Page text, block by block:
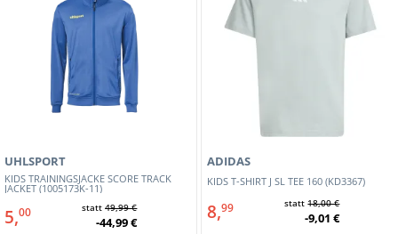
KIDS TRAININGSJACKE SCORE TRACK
JACKET (1005173K-11)
UHLSPORT
5,00 statt49,99 €
-44,99 €
KIDS T-SHIRT J SL TEE 160 (KD3367)
ADIDAS
8,99 statt18,00 €
-9,01 €